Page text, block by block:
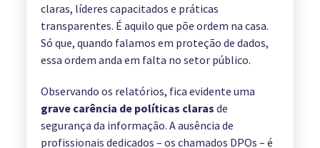
claras, líderes capacitados e práticas
transparentes. É aquilo que põe ordem na casa.
Só que, quando falamos em proteção de dados,
essa ordem anda em falta no setor público.
Observando os relatórios, fica evidente uma
grave carência de políticas claras de
segurança da informação. A ausência de
profissionais dedicados – os chamados DPOs – é